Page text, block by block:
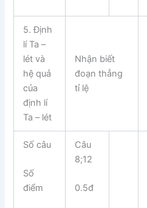
5. Định
lí Ta –
lét và
hệ quả
của
định lí
Ta – lét
Nhận biết
đoạn thẳng
tỉ lệ
Số câu
Số
điểm
Câu
8;12
0.5đ